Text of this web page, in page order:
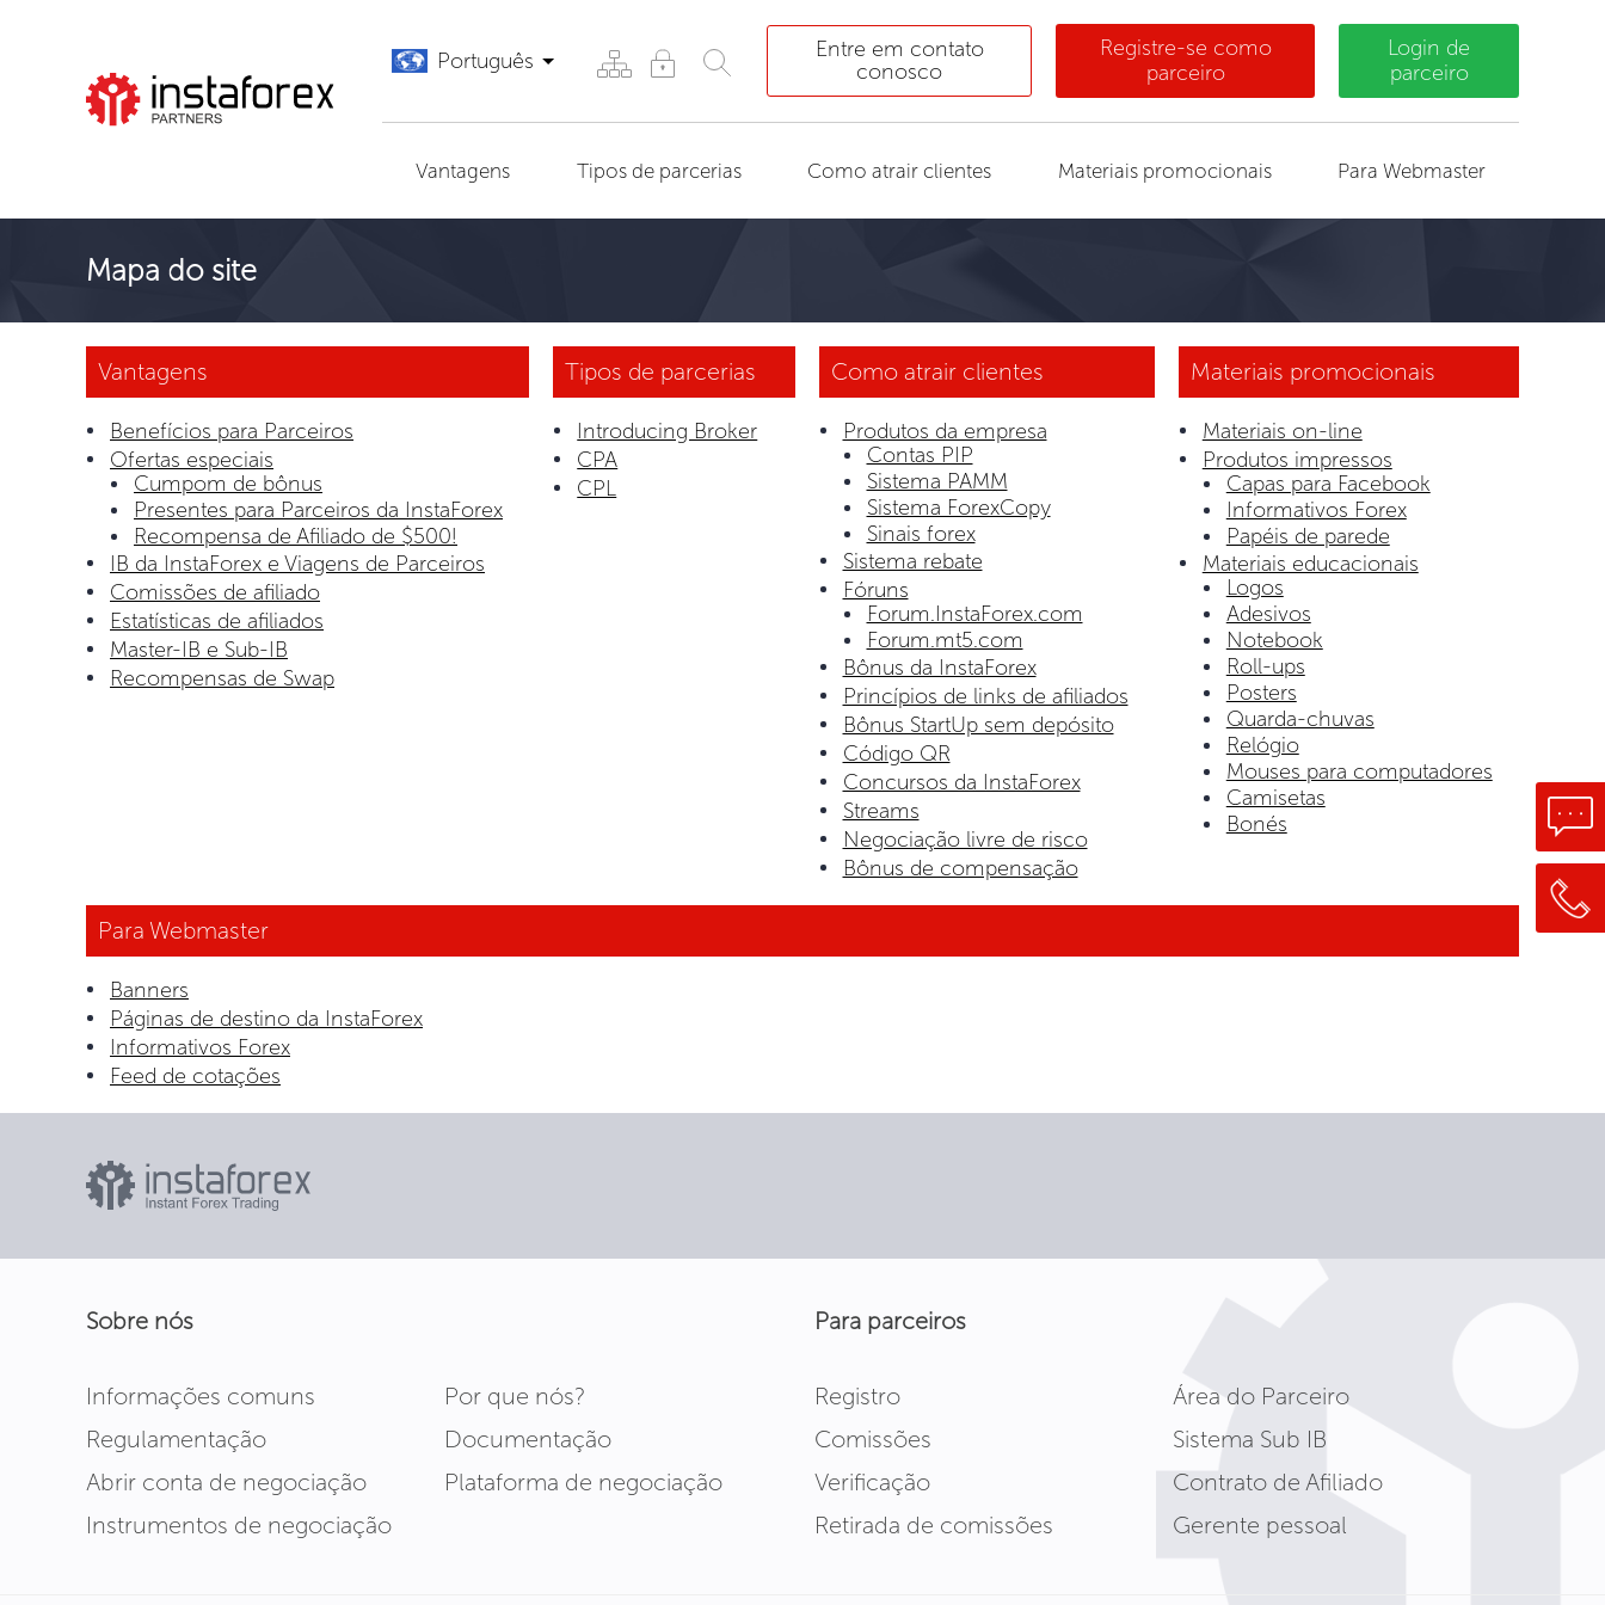
Português
Entre em contato
conosco
Registre-se como
parceiro
Login de
parceiro
Vantagens Tipos de parcerias Como atrair clientes Materiais promocionais Para Webmaster
Mapa do site
Vantagens
Benefícios para Parceiros
Ofertas especiais
Cumpom de bônus
Presentes para Parceiros da InstaForex
Recompensa de Afiliado de $500!
IB da InstaForex e Viagens de Parceiros
Comissões de afiliado
Estatísticas de afiliados
Master-IB e Sub-IB
Recompensas de Swap
Tipos de parcerias
Introducing Broker
CPA
CPL
Como atrair clientes
Produtos da empresa
Contas PIP
Sistema PAMM
Sistema ForexCopy
Sinais forex
Sistema rebate
Fóruns
Forum.InstaForex.com
Forum.mt5.com
Bônus da InstaForex
Princípios de links de afiliados
Bônus StartUp sem depósito
Código QR
Concursos da InstaForex
Streams
Negociação livre de risco
Bônus de compensação
Materiais promocionais
Materiais on-line
Produtos impressos
Capas para Facebook
Informativos Forex
Papéis de parede
Materiais educacionais
Logos
Adesivos
Notebook
Roll-ups
Posters
Quarda-chuvas
Relógio
Mouses para computadores
Camisetas
Bonés
Para Webmaster
Banners
Páginas de destino da InstaForex
Informativos Forex
Feed de cotações
Sobre nós
Informações comuns
Por que nós?
Regulamentação
Documentação
Abrir conta de negociação
Plataforma de negociação
Instrumentos de negociação
Para parceiros
Registro
Área do Parceiro
Comissões
Sistema Sub IB
Verificação
Contrato de Afiliado
Retirada de comissões
Gerente pessoal